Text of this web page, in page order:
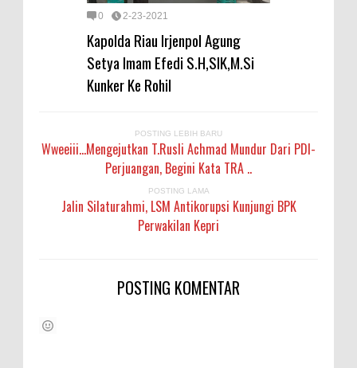
0 2-23-2021
Kapolda Riau Irjenpol Agung
Setya Imam Efedi S.H,SIK,M.Si
Kunker Ke Rohil
POSTING LEBIH BARU
Wweeiii...Mengejutkan T.Rusli Achmad Mundur Dari PDI-
Perjuangan, Begini Kata TRA ..
POSTING LAMA
Jalin Silaturahmi, LSM Antikorupsi Kunjungi BPK
Perwakilan Kepri
POSTING KOMENTAR